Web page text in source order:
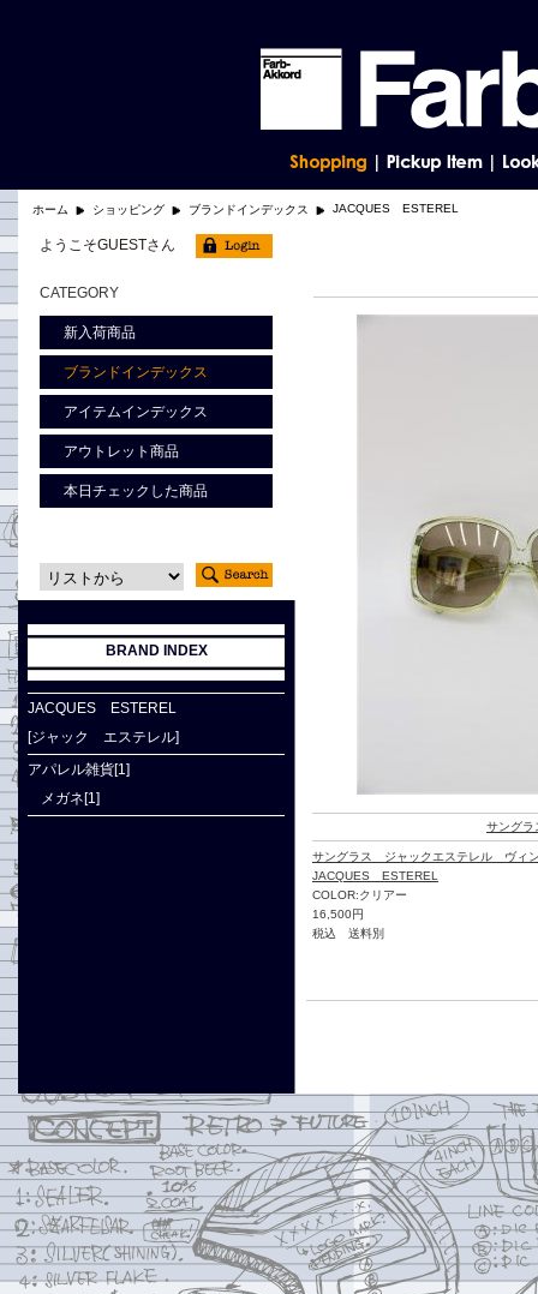
ホーム ショッピング ブランドインデックス JACQUES ESTEREL
サングラ
サングラス ジャックエステレル ヴィ
JACQUES ESTEREL
COLOR:クリアー
16,500円
税込 送料別
ようこそGUESTさん
CATEGORY
新入荷商品
ブランドインデックス
アイテムインデックス
アウトレット商品
本日チェックした商品
BRAND INDEX
JACQUES ESTEREL
[ジャック エステレル]
アパレル雑貨[1]
メガネ[1]